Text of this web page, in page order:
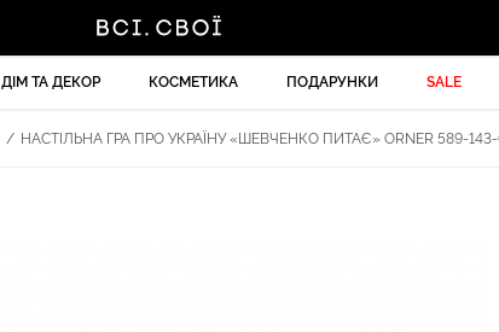
ДІМ ТА ДЕКОР КОСМЕТИКА ПОДАРУНКИ SALE
/ НАСТІЛЬНА ГРА ПРО УКРАЇНУ «ШЕВЧЕНКО ПИТАЄ» ORNER 589-